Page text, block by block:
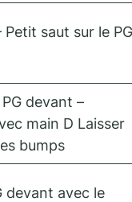
saut sur le PG
devant –
main D Laisser
bumps
devant avec le